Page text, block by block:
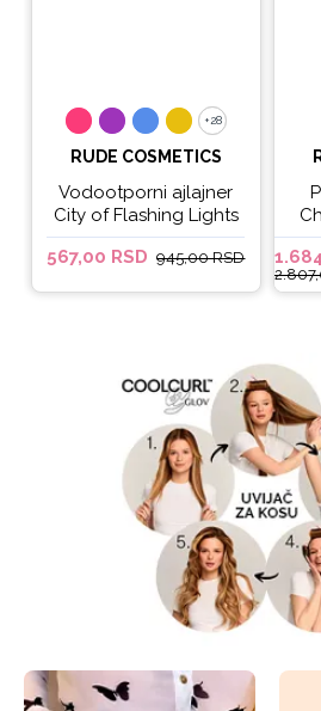
+28
+28
RUDE COSMETICS
Vodootporni ajlajner
City of Flashing Lights
Micro Retractable Liner
- It's Lit
567,00 RSD 945,00 RSD